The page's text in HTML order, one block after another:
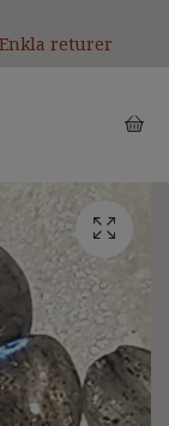
returer